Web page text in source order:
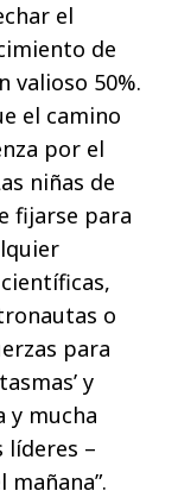
el
de
valioso 50%.
el camino
por el
niñas de
fijarse para
o
para
y
y mucha
líderes –